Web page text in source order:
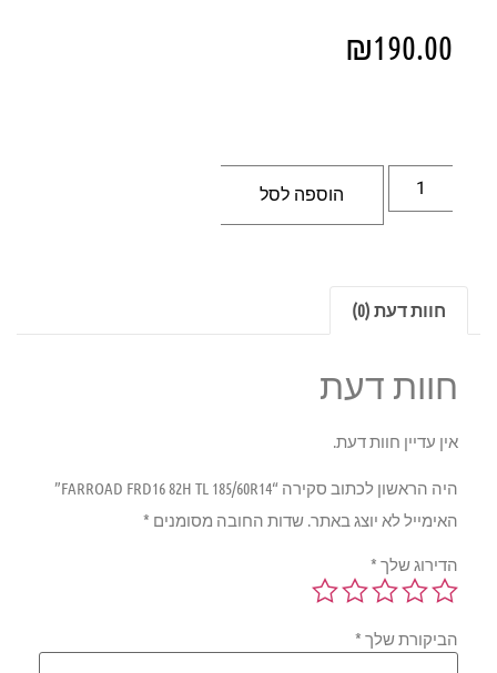
₪190.00
הוספה לסל
חוות דעת (0)
חוות דעת
אין עדיין חוות דעת.
היה הראשון לכתוב סקירה “FARROAD FRD16 82H TL 185/60R14”
האימייל לא יוצג באתר.שדות החובה מסומנים*
הדירוג שלך*
הביקורת שלך*